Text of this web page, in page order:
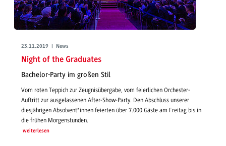
23.11.2019 | News
Night of the Graduates
Bachelor-Party im großen Stil
Vom roten Teppich zur Zeugnisübergabe, vom feierlichen Orchester-
Auftritt zur ausgelassenen After-Show-Party. Den Abschluss unserer
diesjährigen Absolvent*innen feierten über 7.000 Gäste am Freitag bis in
die frühen Morgenstunden.
weiterlesen